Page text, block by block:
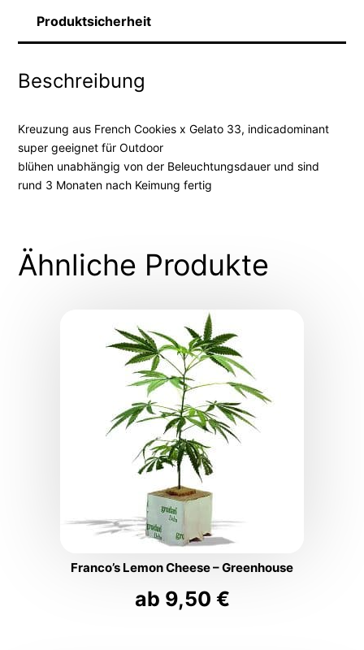
Produktsicherheit
Beschreibung
Kreuzung aus French Cookies x Gelato 33, indicadominant
super geeignet für Outdoor
blühen unabhängig von der Beleuchtungsdauer und sind
rund 3 Monaten nach Keimung fertig
Ähnliche Produkte
Franco’s Lemon Cheese – Greenhouse
ab 9,50 €